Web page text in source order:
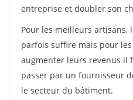
entreprise et doubler son
Pour les meilleurs artisans,
parfois suffire mais pour
augmenter leurs revenus il
passer par un fournisseur
le secteur du bâtiment.